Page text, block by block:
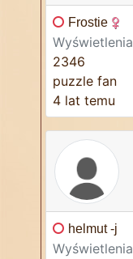
Frostie
Wyświetlenia
2346
puzzle fan
4 lat temu
helmut -j
Wyświetlenia